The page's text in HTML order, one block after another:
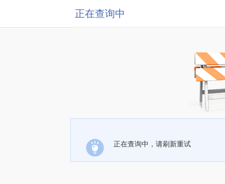
正在查询中
正在查询中，请刷新重试